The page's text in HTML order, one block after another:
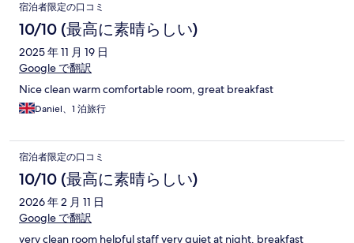
宿泊者限定の口コミ
10/10 (最高に素晴らしい)
2025 年 11 月 19 日
Google で翻訳
Nice clean warm comfortable room, great breakfast
Daniel、1 泊旅行
宿泊者限定の口コミ
10/10 (最高に素晴らしい)
2026 年 2 月 11 日
Google で翻訳
very clean room helpful staff very quiet at night. breakfast